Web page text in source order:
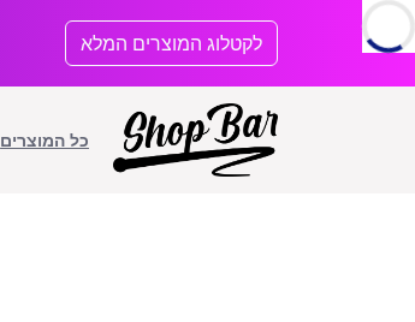
לקטלוג המוצרים המלא
כל המוצרים